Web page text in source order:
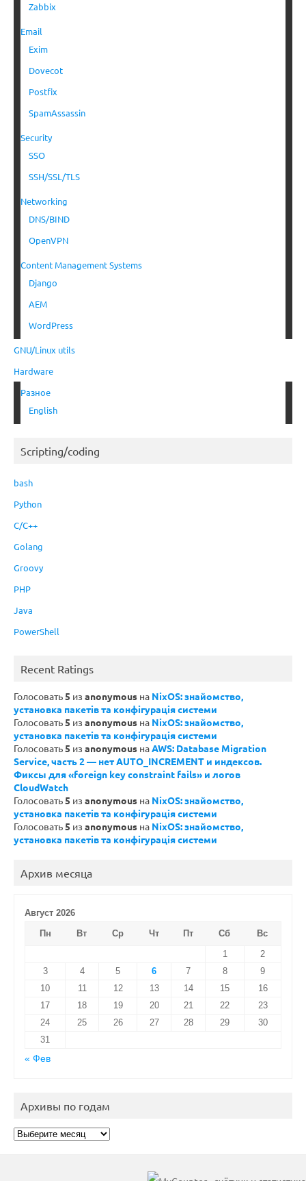
Zabbix
Email
Exim
Dovecot
Postfix
SpamAssassin
Security
SSO
SSH/SSL/TLS
Networking
DNS/BIND
OpenVPN
Content Management Systems
Django
AEM
WordPress
GNU/Linux utils
Hardware
Разное
English
Scripting/coding
bash
Python
C/C++
Golang
Groovy
PHP
Java
PowerShell
Recent Ratings
Голосовать5 из anonymous на NixOS: знайомство,
установка пакетів та конфігурація системи
Голосовать5 из anonymous на NixOS: знайомство,
установка пакетів та конфігурація системи
Голосовать5 из anonymous наAWS: Database Migration
Service, часть 2 — нет AUTO_INCREMENT и индексов.
Фиксы для «foreign key constraint fails» и логов
CloudWatch
Голосовать5 из anonymous на NixOS: знайомство,
установка пакетів та конфігурація системи
Голосовать5 из anonymous на NixOS: знайомство,
установка пакетів та конфігурація системи
Архив месяца
Август 2026
Пн
Вт Ср Чт Пт Сб
Вс
1
2
3
4 5 6 7 8
9
10
11 12 13 14 15
16
17
18 19 20 21 22
23
24
25 26 27 28 29
30
31
« Фев
Архивы по годам
Архивы